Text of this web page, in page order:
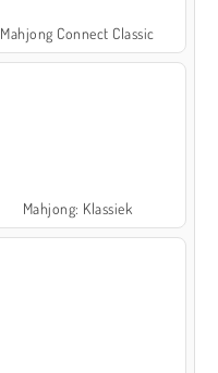
Mahjong Connect Classic
Mahjong: Klassiek